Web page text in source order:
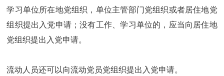
学习单位所在地党组织，单位主管部门党组织或者居住地党
组织提出入党申请；没有工作、学习单位的，应当向居住地
党组织提出入党申请。
流动人员还可以向流动党员党组织提出入党申请。